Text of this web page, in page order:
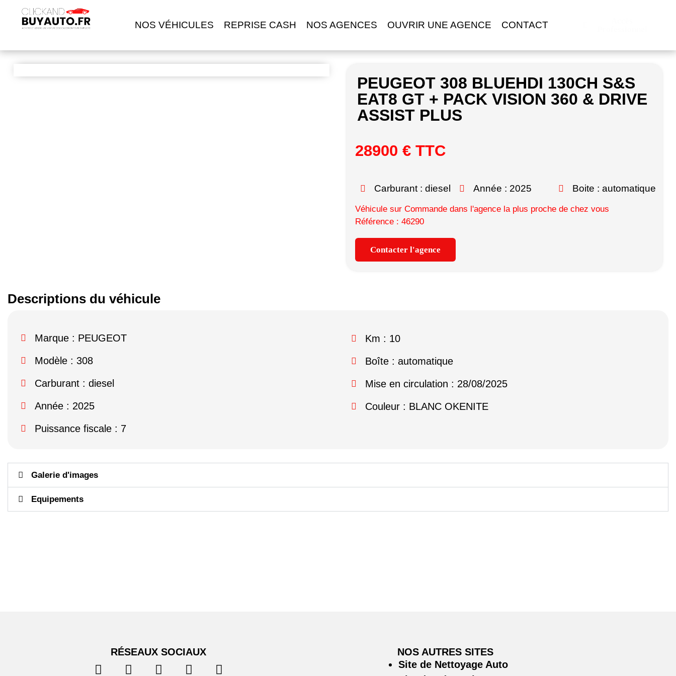
NOS VÉHICULES REPRISE CASH NOS AGENCES OUVRIR UNE AGENCE CONTACT
PEUGEOT 308 BLUEHDI 130CH S&S
EAT8 GT + PACK VISION 360 & DRIVE
ASSIST PLUS
28900 € TTC
Carburant : diesel Année : 2025 Boite : automatique
Véhicule sur Commande dans l'agence la plus proche de chez vous
Référence : 46290
Contacter l'agence
Descriptions du véhicule
Marque : PEUGEOT
Modèle : 308
Carburant : diesel
Année : 2025
Puissance fiscale : 7
Km : 10
Boîte : automatique
Mise en circulation : 28/08/2025
Couleur : BLANC OKENITE
Galerie d'images
Equipements
RÉSEAUX SOCIAUX
NOS AUTRES SITES
Site de Nettoyage Auto